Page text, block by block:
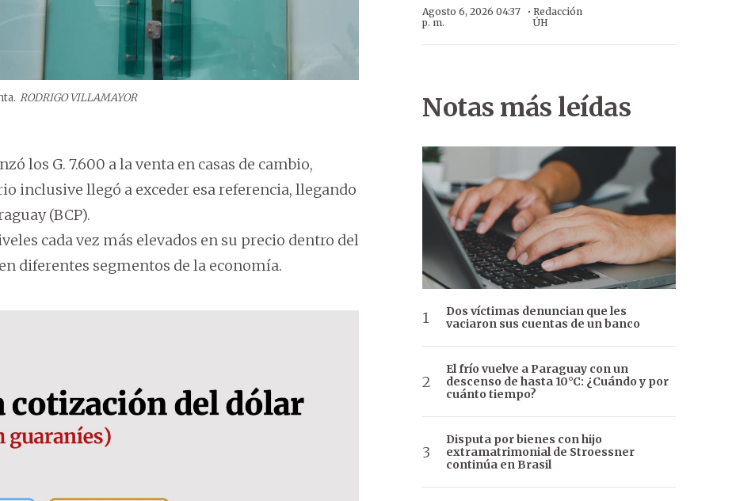
RODRIGO VILLAMAYOR
los G. 7.600 a la venta en casas de cambio,
inclusive llegó a exceder esa referencia, llegando
(BCP).
cada vez más elevados en su precio dentro del
diferentes segmentos de la economía.
Agosto 6, 2026 04:37
p. m.
· Redacción
ÚH
Notas más leídas
Dos víctimas denuncian que les
vaciaron sus cuentas de un banco
El frío vuelve a Paraguay con un
descenso de hasta 10°C: ¿Cuándo y por
cuánto tiempo?
Disputa por bienes con hijo
extramatrimonial de Stroessner
continúa en Brasil